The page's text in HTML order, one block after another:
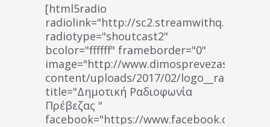
[html5radio
radiolink="http://
radiotype="shoutcast2"
bcolor="ffffff" frameborder="0"
image="http://www.dimosprevezas.gr/wp-
content/uploads/2017/02/
title="Δημοτική Ραδιοφωνία
Πρέβεζας "
facebook="https://www.facebook.com/